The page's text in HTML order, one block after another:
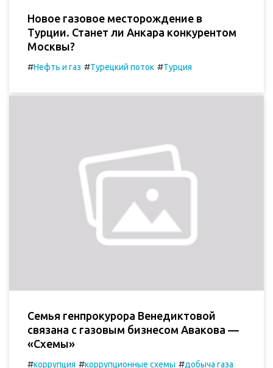
Новое газовое месторождение в
Турции. Станет ли Анкара конкурентом
Москвы?
#Нефть и газ #Турецкий поток #Турция
Семья генпрокурора Венедиктовой
связана с газовым бизнесом Авакова —
«Схемы»
#коррупция #коррупционные схемы #добыча газа